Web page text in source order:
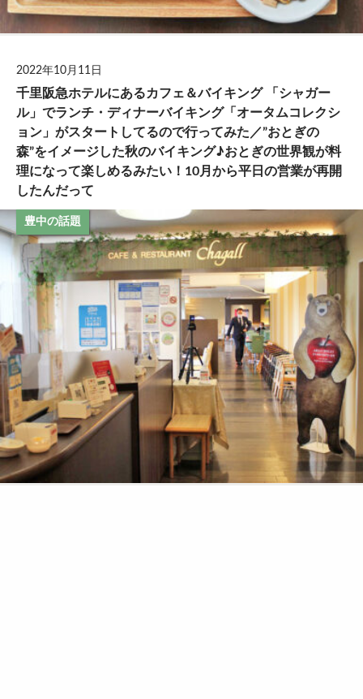
2022年10月11日
千里阪急ホテルにあるカフェ＆バイキング 「シャガー
ル」でランチ・ディナーバイキング「オータムコレクシ
ョン」がスタートしてるので行ってみた／”おとぎの
森”をイメージした秋のバイキング♪おとぎの世界観が料
理になって楽しめるみたい！10月から平日の営業が再開
したんだって
豊中の話題